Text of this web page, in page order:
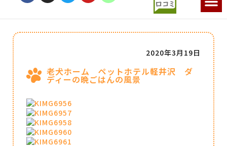
老犬ホーム ペットホテル軽井沢 ダ
ディーの晩ごはんの風景
2020年3月19日